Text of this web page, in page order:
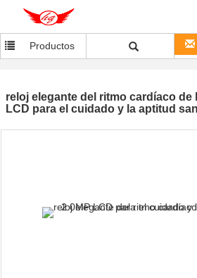
Productos
reloj elegante del ritmo cardíaco de
LCD para el cuidado y la aptitud